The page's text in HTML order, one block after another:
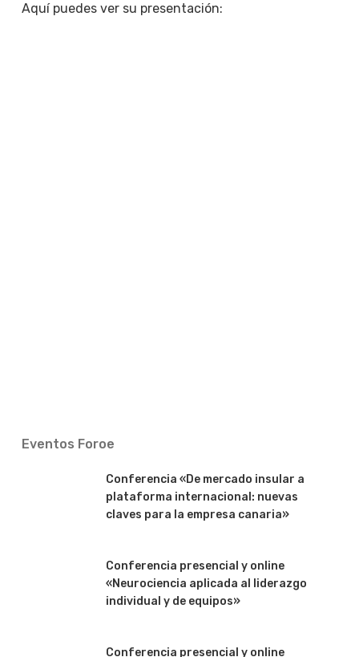
Aquí puedes ver su presentación:
Eventos Foroe
Conferencia «De mercado insular a
plataforma internacional: nuevas
claves para la empresa canaria»
Conferencia presencial y online
«Neurociencia aplicada al liderazgo
individual y de equipos»
Conferencia presencial y online